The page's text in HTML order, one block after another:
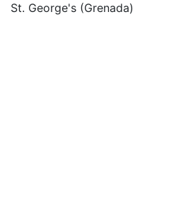
St. George's (Grenada)